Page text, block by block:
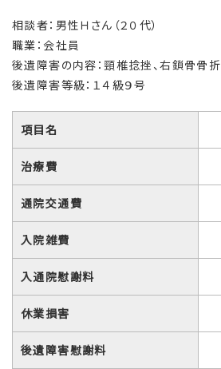
相談者：男性Ｈさん（２０代）
職業：会社員
後遺障害の内容：頸椎捻挫、右鎖骨骨折
後遺障害等級：１４級９号
項目名
治療費
通院交通費
入院雑費
入通院慰謝料
休業損害
後遺障害慰謝料